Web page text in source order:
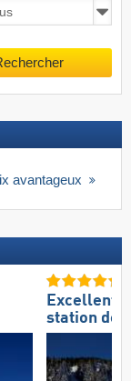
avantageux
Excellente
station de